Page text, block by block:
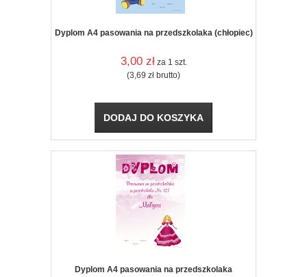
Dyplom A4 pasowania na przedszkolaka (chłopiec)
3,00 złza 1 szt.
(3,69 zł brutto)
DODAJ DO KOSZYKA
Dyplom A4 pasowania na przedszkolaka